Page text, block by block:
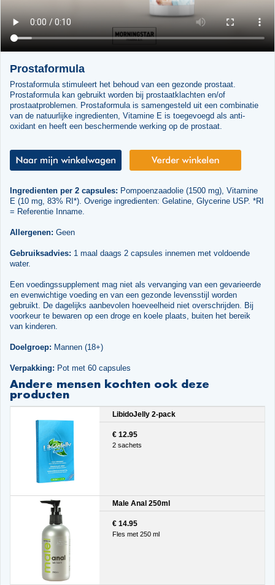
Prostaformula
Prostaformula stimuleert het behoud van een gezonde prostaat.
Prostaformula kan gebruikt worden bij prostaatklachten en/of
prostaatproblemen. Prostaformula is samengesteld uit een combinatie
van de natuurlijke ingredienten, Vitamine E is toegevoegd als anti-
oxidant en heeft een beschermende werking op de prostaat.
Ingredienten per 2 capsules: Pompoenzaadolie (1500 mg), Vitamine
E (10 mg, 83% RI*). Overige ingredienten: Gelatine, Glycerine USP. *RI
= Referentie Inname.
Allergenen: Geen
Gebruiksadvies: 1 maal daags 2 capsules innemen met voldoende
water.
Een voedingssupplement mag niet als vervanging van een gevarieerde
en evenwichtige voeding en van een gezonde levensstijl worden
gebruikt. De dagelijks aanbevolen hoeveelheid niet overschrijden. Bij
voorkeur te bewaren op een droge en koele plaats, buiten het bereik
van kinderen.
Doelgroep: Mannen (18+)
Verpakking: Pot met 60 capsules
Andere mensen kochten ook deze
producten
LibidoJelly 2-pack
€ 12.95
2 sachets
Male Anal 250ml
€ 14.95
Fles met 250 ml